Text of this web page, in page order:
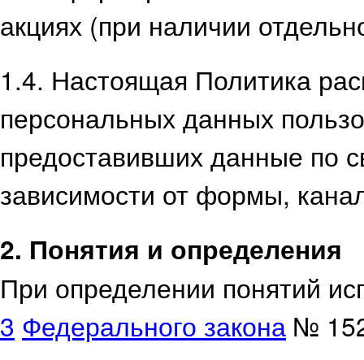
акциях (при наличии
1.4. Настоящая Политика
персональных данных
предоставивших данные по
зависимости от формы,
2. Понятия и определения
При определении понятий
3 Федерального закона №